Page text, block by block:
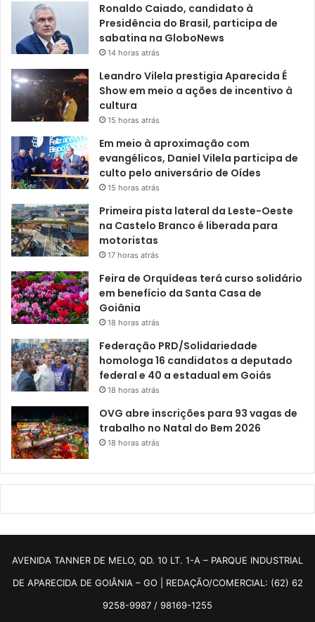
Ronaldo Caiado, candidato à
Presidência do Brasil, participa de
sabatina na GloboNews
14 horas atrás
Leandro Vilela prestigia Aparecida É
Show em meio a ações de incentivo à
cultura
15 horas atrás
Em meio à aproximação com
evangélicos, Daniel Vilela participa de
culto pelo aniversário de Oídes
15 horas atrás
Primeira pista lateral da Leste-Oeste
na Castelo Branco é liberada para
motoristas
17 horas atrás
Feira de Orquídeas terá curso solidário
em benefício da Santa Casa de
Goiânia
18 horas atrás
Federação PRD/Solidariedade
homologa 16 candidatos a deputado
federal e 40 a estadual em Goiás
18 horas atrás
OVG abre inscrições para 93 vagas de
trabalho no Natal do Bem 2026
18 horas atrás
AVENIDA TANNER DE MELO, QD. 10 LT. 1-A – PARQUE INDUSTRIAL
DE APARECIDA DE GOIÂNIA – GO | REDAÇÃO/COMERCIAL: (62) 62
9258-9987 / 98169-1255